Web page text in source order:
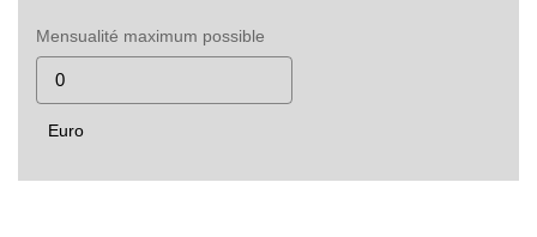
Mensualité maximum possible
Euro